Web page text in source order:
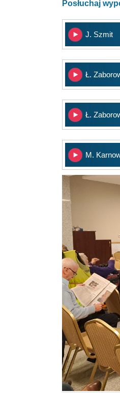
Posłuchaj
J. Szmit
Ł.
Ł.
M.